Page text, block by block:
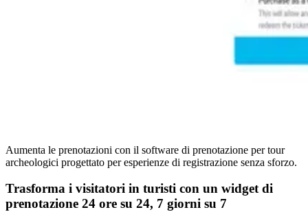
Aumenta le prenotazioni con il software di prenotazione per tour
archeologici progettato per esperienze di registrazione senza sforzo.
Trasforma i visitatori in turisti con un widget di
prenotazione 24 ore su 24, 7 giorni su 7